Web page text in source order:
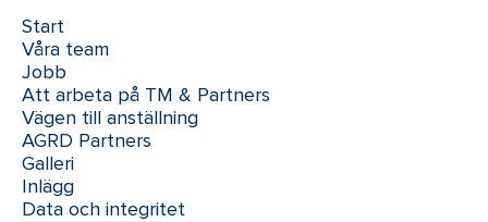
Start
Våra team
Jobb
Att arbeta på TM & Partners
Vägen till anställning
AGRD Partners
Galleri
Inlägg
Data och integritet